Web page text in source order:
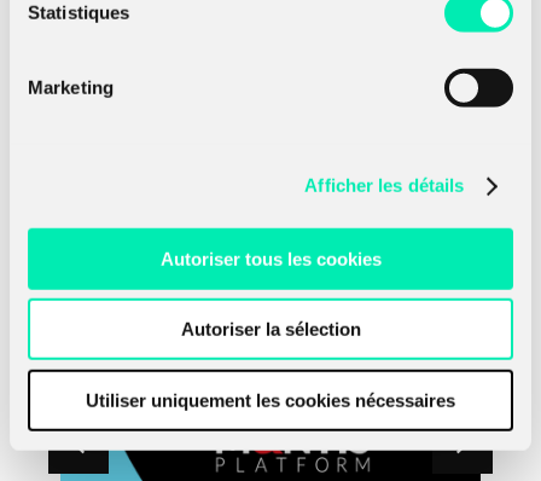
Statistiques
Marketing
Afficher les détails
Autoriser tous les cookies
Autoriser la sélection
Utiliser uniquement les cookies nécessaires
actualités